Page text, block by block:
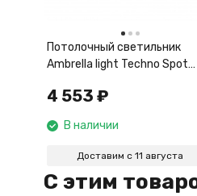
Потолочный светильник
Ambrella light Techno Spot
4 553 ₽
В наличии
Доставим с 11 августа
C этим